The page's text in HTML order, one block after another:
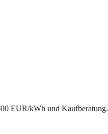
EUR/kWh und Kaufberatung.